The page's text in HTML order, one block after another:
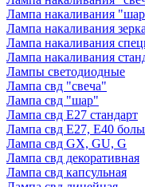
Лампа накаливания
Лампа накаливания
Лампа накаливания
Лампа накаливания
Лампы светодиодные
Лампа свд "свеча"
Лампа свд "шар"
Лампа свд E27 стандарт
Лампа свд E27, Е40
Лампа свд GX, GU, G
Лампа свд декоративная
Лампа свд капсульная